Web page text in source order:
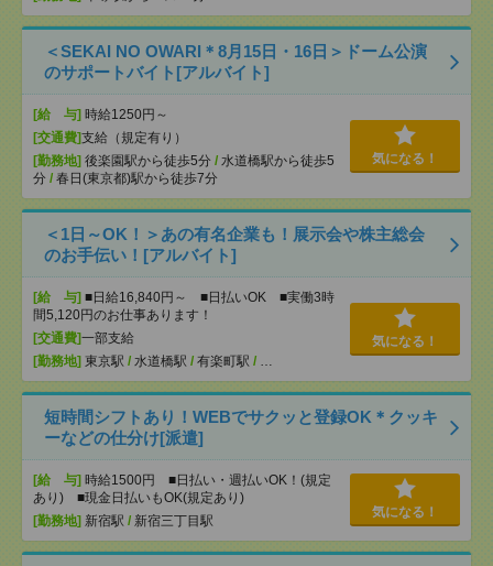
＜SEKAI NO OWARI＊8月15日・16日＞ドーム公演
のサポートバイト[アルバイト]
[給 与] 時給1250円～
[交通費]支給（規定有り）
[勤務地] 後楽園駅から徒歩5分 / 水道橋駅から徒歩5
分 / 春日(東京都)駅から徒歩7分
気になる！
＜1日～OK！＞あの有名企業も！展示会や株主総会
のお手伝い！[アルバイト]
[給 与] ■日給16,840円～ ■日払いOK ■実働3時
間5,120円のお仕事あります！
[交通費]一部支給
[勤務地] 東京駅 / 水道橋駅 / 有楽町駅 / …
気になる！
短時間シフトあり！WEBでサクッと登録OK＊クッキ
ーなどの仕分け[派遣]
[給 与] 時給1500円 ■日払い・週払いOK！(規定
あり) ■現金日払いもOK(規定あり)
[勤務地] 新宿駅 / 新宿三丁目駅
気になる！